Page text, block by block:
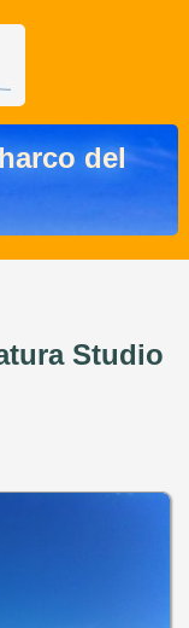
del
Studio